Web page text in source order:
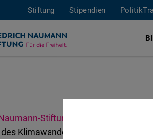
Stiftung Stipendien
Stiftung für die Freiheit
Klimawandels. Das FNF-Büro in